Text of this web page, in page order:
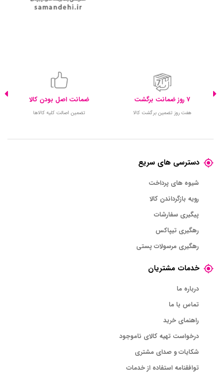
7 روز ضمانت برگشت
هفت روز تضمین برگشت کالا
ضمانت اصل بودن کالا
تضمین اصالت کلیه کالاها
دسترسی های سریع
شیوه های پرداخت
رویه بازگرداندن کالا
پیگیری سفارشات
رهگیری تیپاکس
رهگیری مرسولات پستی
خدمات مشتریان
درباره ما
تماس با ما
راهنمای خرید
درخواست تهیه کالای ناموجود
شکایات و صدای مشتری
توافقنامه استفاده از خدمات